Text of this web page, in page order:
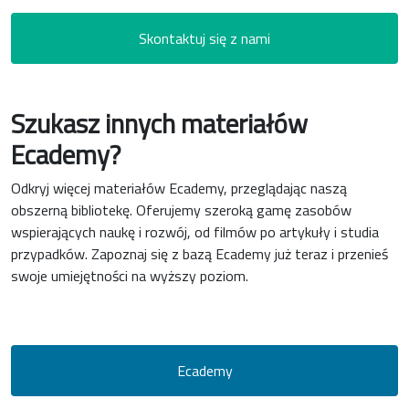
Skontaktuj się z nami
Szukasz innych materiałów
Ecademy?
Odkryj więcej materiałów Ecademy, przeglądając naszą
obszerną bibliotekę. Oferujemy szeroką gamę zasobów
wspierających naukę i rozwój, od filmów po artykuły i studia
przypadków. Zapoznaj się z bazą Ecademy już teraz i przenieś
swoje umiejętności na wyższy poziom.
Ecademy